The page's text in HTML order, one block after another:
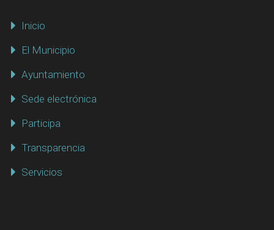
Inicio
El Municipio
Ayuntamiento
Sede electrónica
Participa
Transparencia
Servicios